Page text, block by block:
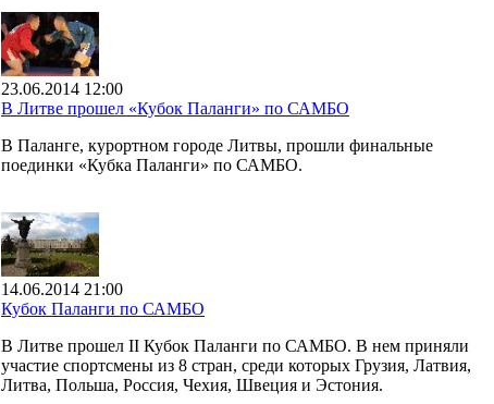
23.06.2014 12:00
В Литве прошел «Кубок Паланги» по САМБО
В Паланге, курортном городе Литвы, прошли финальные
поединки «Кубка Паланги» по САМБО.
14.06.2014 21:00
Кубок Паланги по САМБО
В Литве прошел II Кубок Паланги по САМБО. В нем приняли
участие спортсмены из 8 стран, среди которых Грузия, Латвия,
Литва, Польша, Россия, Чехия, Швеция и Эстония.